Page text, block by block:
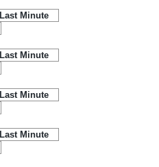
Last Minute
Last Minute
Last Minute
Last Minute